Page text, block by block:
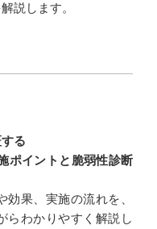
説します。
る
ポイントと脆弱性診断
果、実施の流れを、
らわかりやすく解説し